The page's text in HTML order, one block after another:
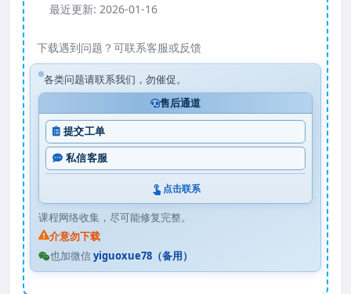
最近更新: 2026-01-16
下载遇到问题？可联系客服或反馈
各类问题请联系我们，勿催促。
售后通道
提交工单
私信客服
点击联系
课程网络收集，尽可能修复完整。
介意勿下载
也加微信yiguoxue78（备用）